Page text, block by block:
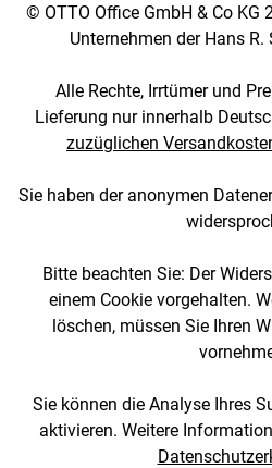
© OTTO Office GmbH & Co KG
Unternehmen der Hans
Alle Rechte, Irrtümer und
Lieferung nur innerhalb
zuzüglichen
Sie haben der anonymen
Bitte beachten Sie: Der
einem Cookie vorgehalten.
löschen, müssen Sie Ihren
Sie können die Analyse Ihres
aktivieren. Weitere